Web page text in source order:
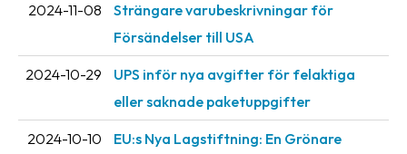
2024-11-08
Strängare varubeskrivningar för
Försändelser till USA
2024-10-29
UPS inför nya avgifter för felaktiga
eller saknade paketuppgifter
2024-10-10
EU:s Nya Lagstiftning: En Grönare